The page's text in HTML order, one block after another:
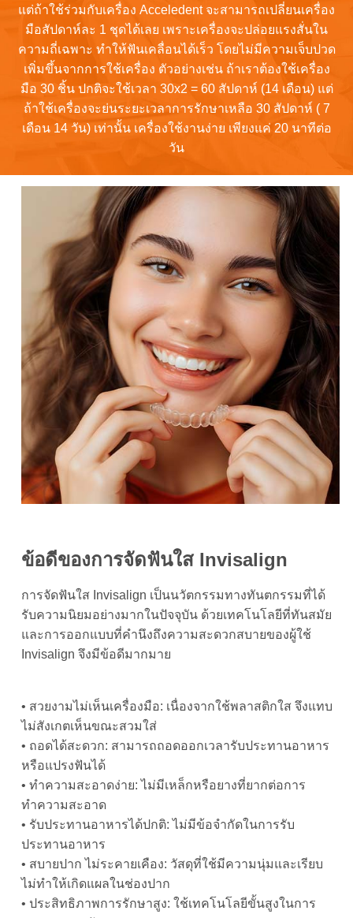
แต่ถ้าใช้ร่วมกับเครื่อง Acceledent จะสามารถเปลี่ยนเครื่อง
มือสัปดาห์ละ 1 ชุดได้เลย เพราะเครื่องจะปล่อยแรงสั่นใน
ความถี่เฉพาะ ทำให้ฟันเคลื่อนได้เร็ว โดยไม่มีความเจ็บปวด
เพิ่มขึ้นจากการใช้เครื่อง ตัวอย่างเช่น ถ้าเราต้องใช้เครื่อง
มือ 30 ชิ้น ปกติจะใช้เวลา 30x2 = 60 สัปดาห์ (14 เดือน) แต่
ถ้าใช้เครื่องจะย่นระยะเวลาการรักษาเหลือ 30 สัปดาห์ ( 7
เดือน 14 วัน) เท่านั้น เครื่องใช้งานง่าย เพียงแค่ 20 นาทีต่อ
วัน
ข้อดีของการจัดฟันใส Invisalign
การจัดฟันใส Invisalign เป็นนวัตกรรมทางทันตกรรมที่ได้
รับความนิยมอย่างมากในปัจจุบัน ด้วยเทคโนโลยีที่ทันสมัย
และการออกแบบที่คำนึงถึงความสะดวกสบายของผู้ใช้
Invisalign จึงมีข้อดีมากมาย
• สวยงามไม่เห็นเครื่องมือ: เนื่องจากใช้พลาสติกใส จึงแทบ
ไม่สังเกตเห็นขณะสวมใส่
• ถอดได้สะดวก: สามารถถอดออกเวลารับประทานอาหาร
หรือแปรงฟันได้
• ทำความสะอาดง่าย: ไม่มีเหล็กหรือยางที่ยากต่อการ
ทำความสะอาด
• รับประทานอาหารได้ปกติ: ไม่มีข้อจำกัดในการรับ
ประทานอาหาร
• สบายปาก ไม่ระคายเคือง: วัสดุที่ใช้มีความนุ่มและเรียบ
ไม่ทำให้เกิดแผลในช่องปาก
• ประสิทธิภาพการรักษาสูง: ใช้เทคโนโลยีขั้นสูงในการ